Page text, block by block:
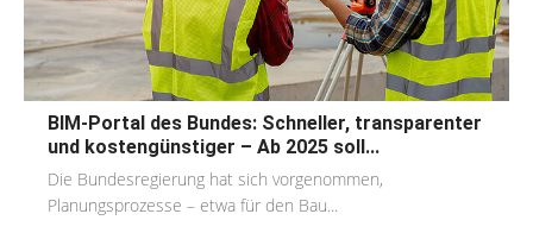
BIM-Portal des Bundes: Schneller, transparenter
und kostengünstiger – Ab 2025 soll...
Die Bundesregierung hat sich vorgenommen,
Planungsprozesse – etwa für den Bau...